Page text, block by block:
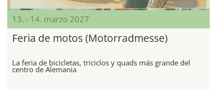
13. - 14. marzo 2027
Feria de motos (Motorradmesse)
La feria de bicicletas, triciclos y quads más grande del
centro de Alemania